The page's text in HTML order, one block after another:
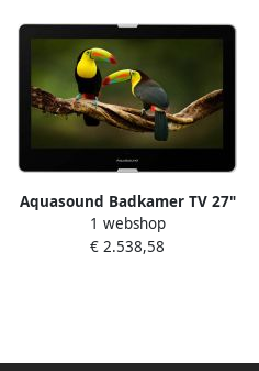
Aquasound Badkamer TV 27"
Opbouw Waterproof LED
Smart TV Met VESA Steun
1 webshop
€ 2.538,58